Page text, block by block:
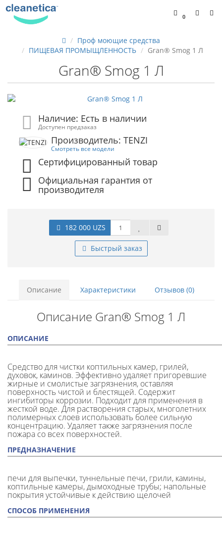
0
Проф моющие средства
ПИЩЕВАЯ ПРОМЫЩЛЕННОСТЬ
Gran® Smog 1 Л
Gran® Smog 1 Л
Наличие: Есть в наличии
Доступен предзаказ
Производитель: TENZI
Смотреть все модели
Сертифицированный товар
Официальная гарантия от
производителя
182 000 UZS
Быстрый заказ
Описание Характеристики Отзывов (0)
Описание Gran® Smog 1 Л
ОПИСАНИЕ
Средство для чистки коптильных камер, грилей,
духовок, каминов. Эффективно удаляет пригоревшие
жирные и смолистые загрязнения, оставляя
поверхность чистой и блестящей. Содержит
ингибиторы коррозии. Подходит для применения в
жесткой воде. Для растворения старых, многолетних
полимерных слоев использовать более сильную
концентрацию. Удаляет также загрязнения после
пожара со всех поверхностей.
ПРЕДНАЗНАЧЕНИЕ
печи для выпечки, туннельные печи, грили, камины,
коптильные камеры, дымоходные трубы; напольные
покрытия устойчивые к действию щелочей
СПОСОБ ПРИМЕНЕНИЯ